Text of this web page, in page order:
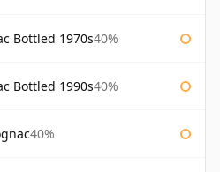
Bottled 1970s40%
Bottled 1990s40%
40%